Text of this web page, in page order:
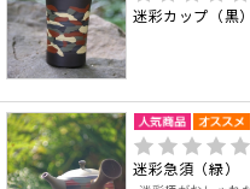
迷彩カップ（黒）
迷彩急須（緑）